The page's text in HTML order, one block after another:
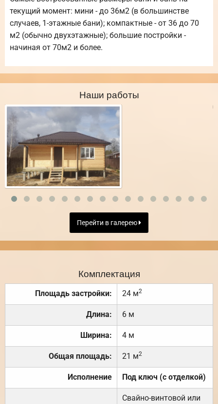
текущий момент: мини - до 36м2 (в большинстве
случаев, 1-этажные бани); компактные - от 36 до 70
м2 (обычно двухэтажные); большие постройки -
начиная от 70м2 и более.
Наши работы
Перейти в галерею
Комплектация
Площадь застройки: 24 м2
Длина: 6 м
Ширина: 4 м
Общая площадь: 21 м2
Исполнение Под ключ (с отделкой)
Свайно-винтовой или